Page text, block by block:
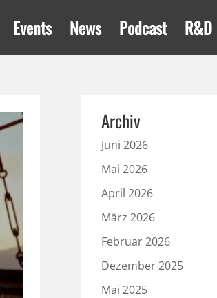
Events News Podcast R&D
Archiv
Juni 2026
Mai 2026
April 2026
März 2026
Februar 2026
Dezember 2025
Mai 2025